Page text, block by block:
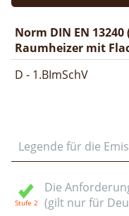
Norm DIN EN
Raumheizer mit
D - 1.BImSchV
Legende für die
Die
(gilt nur für